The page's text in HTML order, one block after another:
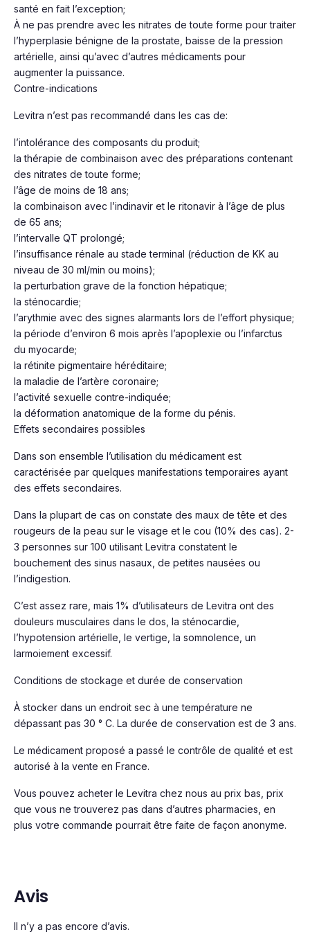
santé en fait l’exception;
À ne pas prendre avec les nitrates de toute forme pour traiter
l’hyperplasie bénigne de la prostate, baisse de la pression
artérielle, ainsi qu’avec d’autres médicaments pour
augmenter la puissance.
Contre-indications
Levitra n’est pas recommandé dans les cas de:
l’intolérance des composants du produit;
la thérapie de combinaison avec des préparations contenant
des nitrates de toute forme;
l’âge de moins de 18 ans;
la combinaison avec l’indinavir et le ritonavir à l’âge de plus
de 65 ans;
l’intervalle QT prolongé;
l’insuffisance rénale au stade terminal (réduction de KK au
niveau de 30 ml/min ou moins);
la perturbation grave de la fonction hépatique;
la sténocardie;
l’arythmie avec des signes alarmants lors de l’effort physique;
la période d’environ 6 mois après l’apoplexie ou l’infarctus
du myocarde;
la rétinite pigmentaire héréditaire;
la maladie de l’artère coronaire;
l’activité sexuelle contre-indiquée;
la déformation anatomique de la forme du pénis.
Effets secondaires possibles
Dans son ensemble l’utilisation du médicament est
caractérisée par quelques manifestations temporaires ayant
des effets secondaires.
Dans la plupart de cas on constate des maux de tête et des
rougeurs de la peau sur le visage et le cou (10% des cas). 2-
3 personnes sur 100 utilisant Levitra constatent le
bouchement des sinus nasaux, de petites nausées ou
l’indigestion.
C’est assez rare, mais 1% d’utilisateurs de Levitra ont des
douleurs musculaires dans le dos, la sténocardie,
l’hypotension artérielle, le vertige, la somnolence, un
larmoiement excessif.
Conditions de stockage et durée de conservation
À stocker dans un endroit sec à une température ne
dépassant pas 30 ° C. La durée de conservation est de 3 ans.
Le médicament proposé a passé le contrôle de qualité et est
autorisé à la vente en France.
Vous pouvez acheter le Levitra chez nous au prix bas, prix
que vous ne trouverez pas dans d’autres pharmacies, en
plus votre commande pourrait être faite de façon anonyme.
Avis
Il n’y a pas encore d’avis.